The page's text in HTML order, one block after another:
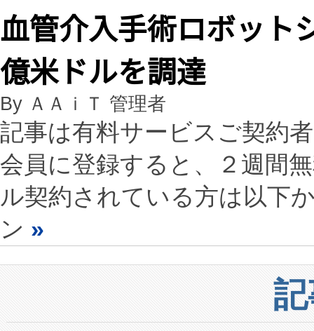
血管介入手術ロボット
億米ドルを調達
By ＡＡｉＴ 管理者
記事は有料サービスご契約
会員に登録すると、２週間
ル契約されている方は以下
ン »